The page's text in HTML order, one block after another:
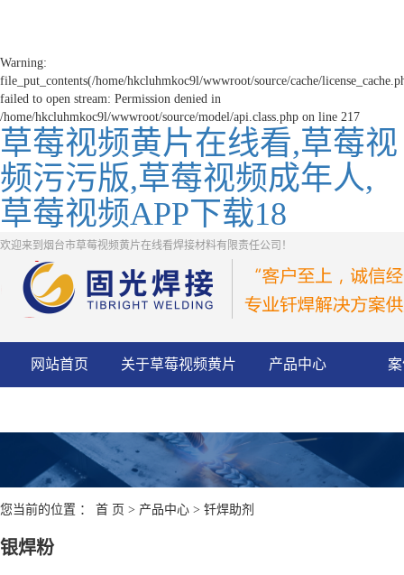
Warning:
file_put_contents(/home/hkcluhmkoc9l/wwwroot/source/cache/
failed to open stream: Permission denied in
/home/hkcluhmkoc9l/wwwroot/source/model/api.class.php on line 217
草莓视频黄片在线看,草莓视
频污污版,草莓视频成年人,
草莓视频APP下载18
欢迎来到烟台市草莓视频黄片在线看焊接材料有限责任公司！
网站首页 关于草莓视频黄片 产品中心
您当前的位置 ： 首 页 > 产品中心 > 钎焊助剂
银焊粉